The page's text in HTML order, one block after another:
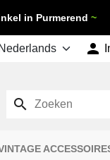
in Purmerend ~

search